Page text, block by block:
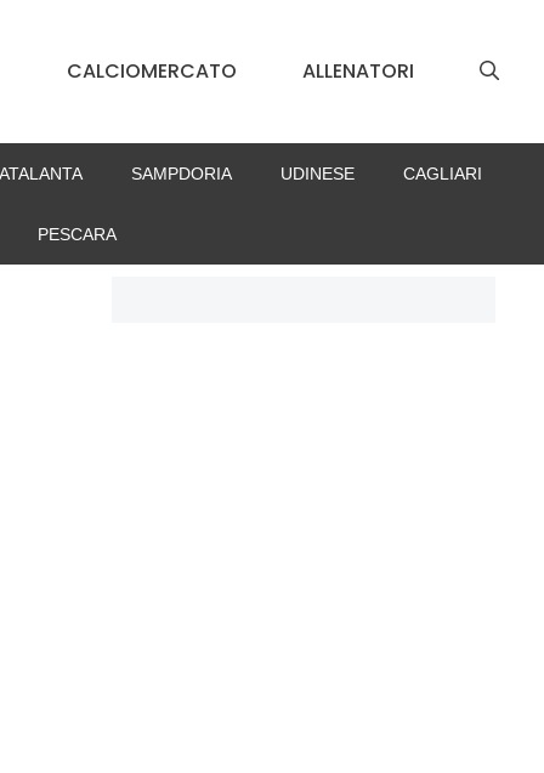
CALCIOMERCATO ALLENATORI
SAMPDORIA UDINESE CAGLIARI
PESCARA